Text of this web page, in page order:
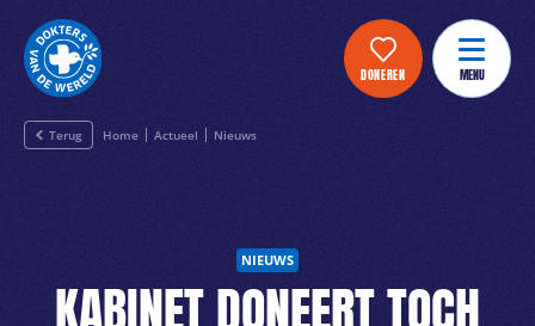
DONEREN MENU
Terug Home Actueel Nieuws
NIEUWS